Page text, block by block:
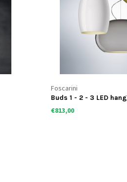
Foscarini
Plass media hanglamp
€687,00 €395,00